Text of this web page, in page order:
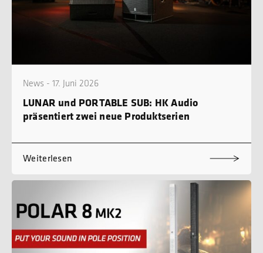
News - 17. Juni 2026
LUNAR und PORTABLE SUB: HK Audio
präsentiert zwei neue Produktserien
Weiterlesen